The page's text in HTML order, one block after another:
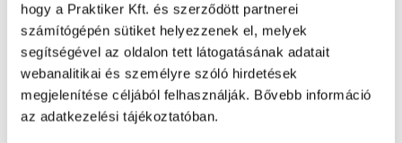
hogy a Praktiker Kft. és szerződött partnerei
számítógépén sütiket helyezzenek el, melyek
segítségével az oldalon tett látogatásának adatait
webanalitikai és személyre szóló hirdetések
megjelenítése céljából felhasználják. Bővebb információ
az adatkezelési tájékoztatóban.